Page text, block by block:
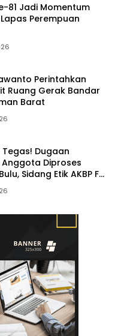
81 Jadi Momentum
Perempuan
Perintahkan
Ruang Gerak Bandar
Barat
Dugaan
Diproses
Sidang Etik AKBP F